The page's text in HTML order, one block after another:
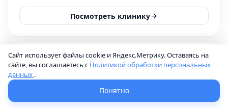
Посмотреть клинику
Сайт использует файлы cookie и Яндекс.Метрику. Оставаясь на
сайте, вы соглашаетесь с Политикой обработки персональных
данных .
Понятно